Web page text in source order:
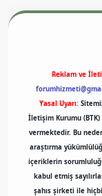
Reklam ve
Yasal Uyarı:
İletişim Kurumu (BTK)
vermektedir. Bu
araştırma
içeriklerin
kabul etmiş
şahıs şirketi ile